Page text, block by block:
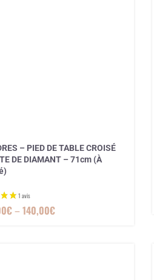
– PIED DE TABLE CROISÉ
DE DIAMANT – 71cm (À
€–140,00€